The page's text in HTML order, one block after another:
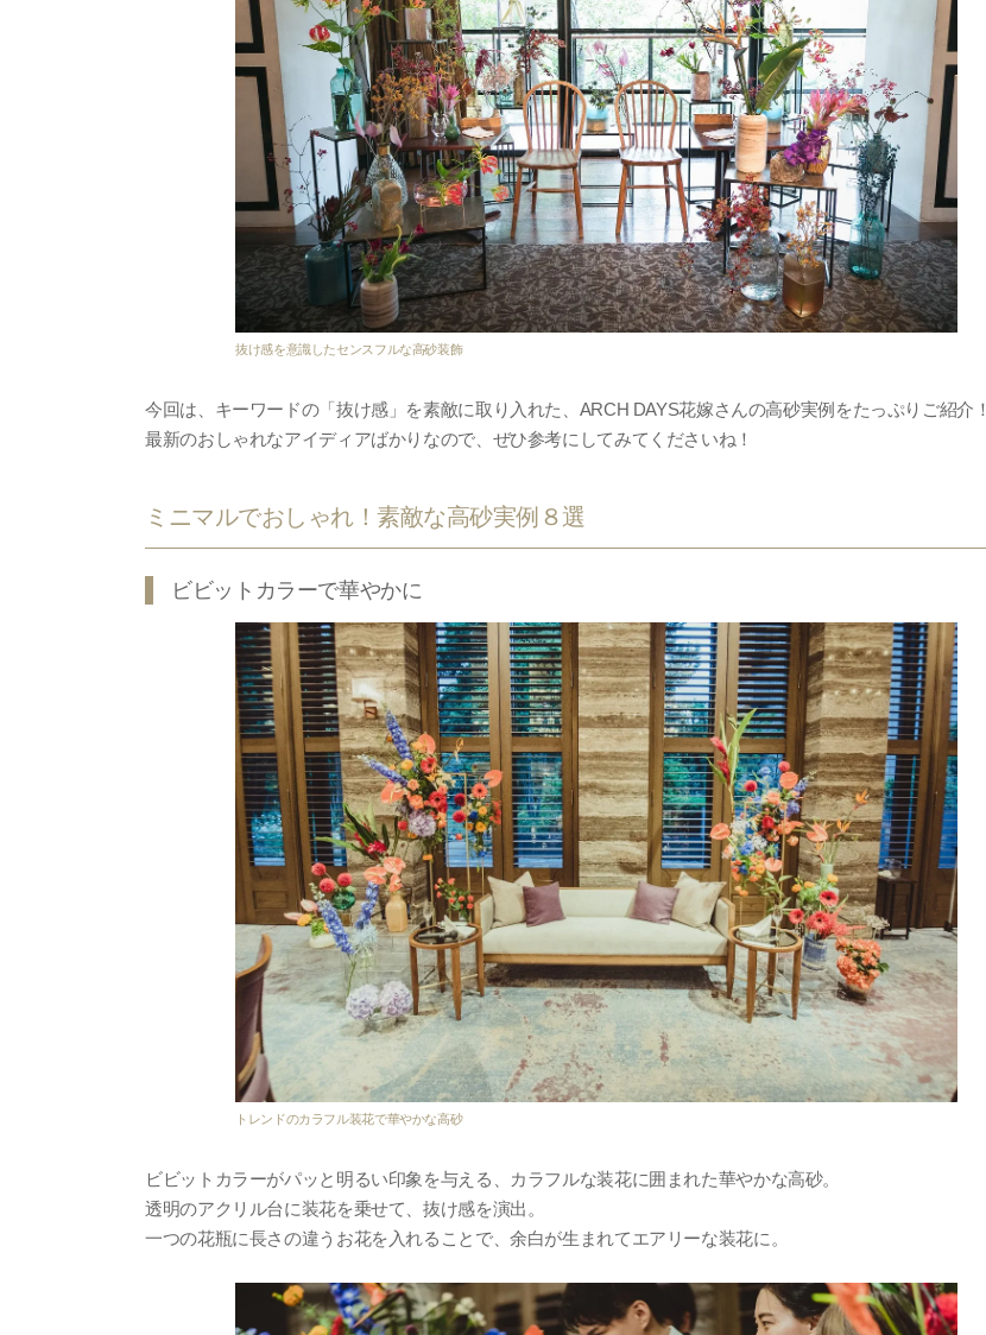
抜け感を意識したセンスフルな高砂装飾
今回は、キーワードの「抜け感」を素敵に取り入れた、ARCH DAYS花嫁さんの高砂実例をたっぷりご紹介！
最新のおしゃれなアイディアばかりなので、ぜひ参考にしてみてくださいね！
ミニマルでおしゃれ！素敵な高砂実例８選
ビビットカラーで華やかに
トレンドのカラフル装花で華やかな高砂
ビビットカラーがパッと明るい印象を与える、カラフルな装花に囲まれた華やかな高砂。
透明のアクリル台に装花を乗せて、抜け感を演出。
一つの花瓶に長さの違うお花を入れることで、余白が生まれてエアリーな装花に。